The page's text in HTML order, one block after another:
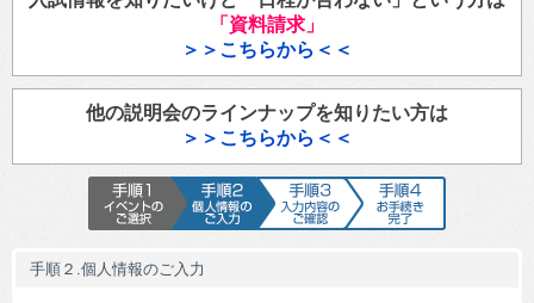
「資料請求」
＞＞こちらから＜＜
他の説明会のラインナップを知りたい方は
＞＞こちらから＜＜
手順1 イベントのご選択手順2 個人情報のご入力手順3 入力内容のご確認
手順２.個人情報のご入力